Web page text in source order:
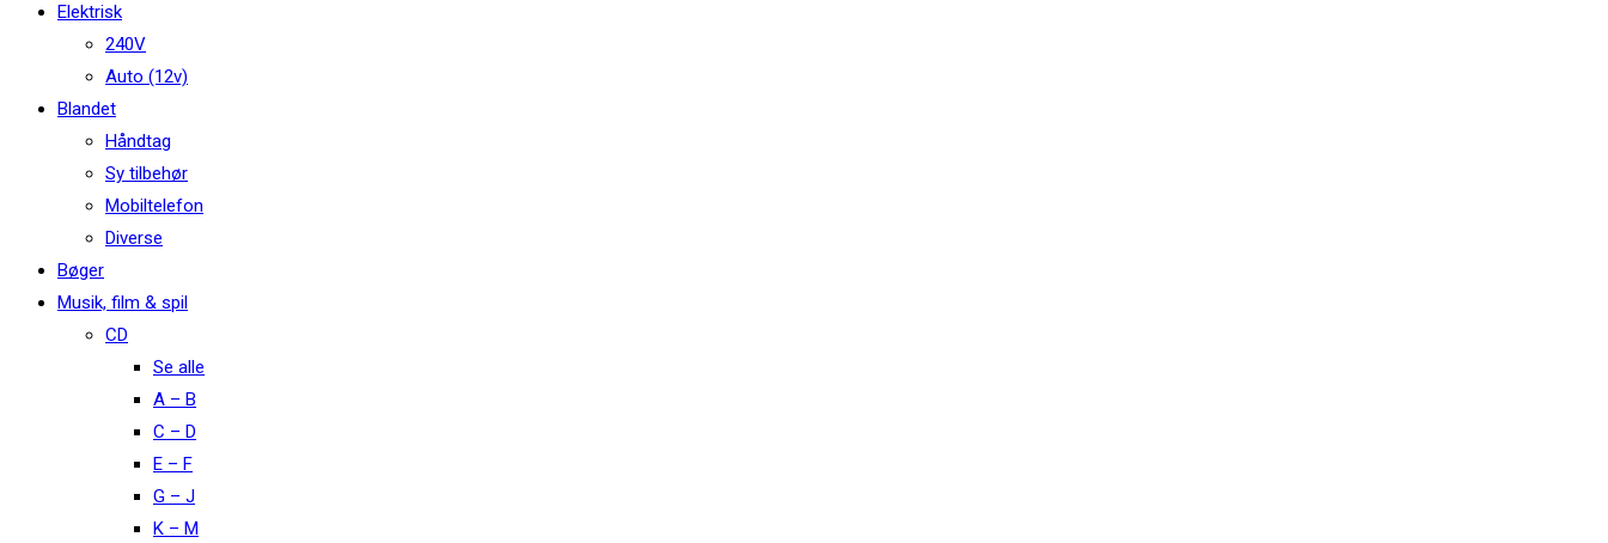
Elektrisk
240V
Auto (12v)
Blandet
Håndtag
Sy tilbehør
Mobiltelefon
Diverse
Bøger
Musik, film & spil
CD
Se alle
A – B
C – D
E – F
G – J
K – M